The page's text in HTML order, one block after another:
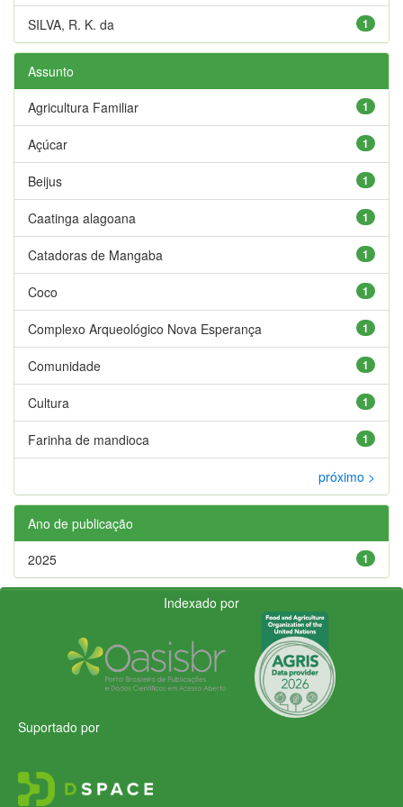
1
SILVA, R. K. da
Assunto
1
Agricultura Familiar
1
Açúcar
1
Beijus
1
Caatinga alagoana
1
Catadoras de Mangaba
1
Coco
1
Complexo Arqueológico Nova Esperança
1
Comunidade
1
Cultura
1
Farinha de mandioca
próximo >
Ano de publicação
1
2025
Indexado por
Suportado por